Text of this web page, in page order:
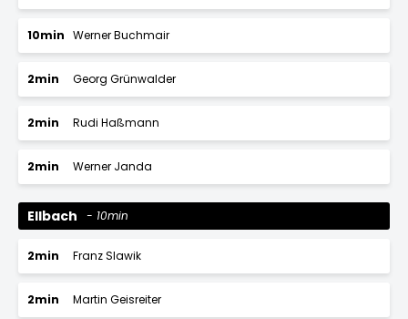
10min Werner Buchmair
2min Georg Grünwalder
2min Rudi Haßmann
2min Werner Janda
Ellbach 10min
2min Franz Slawik
2min Martin Geisreiter